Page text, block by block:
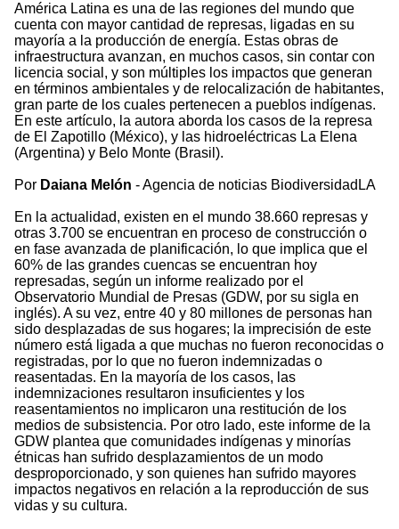
América Latina es una de las regiones del mundo que
cuenta con mayor cantidad de represas, ligadas en su
mayoría a la producción de energía. Estas obras de
infraestructura avanzan, en muchos casos, sin contar con
licencia social, y son múltiples los impactos que generan
en términos ambientales y de relocalización de habitantes,
gran parte de los cuales pertenecen a pueblos indígenas.
En este artículo, la autora aborda los casos de la represa
de El Zapotillo (México), y las hidroeléctricas La Elena
(Argentina) y Belo Monte (Brasil).
Por Daiana Melón - Agencia de noticias BiodiversidadLA
En la actualidad, existen en el mundo 38.660 represas y
otras 3.700 se encuentran en proceso de construcción o
en fase avanzada de planificación, lo que implica que el
60% de las grandes cuencas se encuentran hoy
represadas, según un informe realizado por el
Observatorio Mundial de Presas (GDW, por su sigla en
inglés). A su vez, entre 40 y 80 millones de personas han
sido desplazadas de sus hogares; la imprecisión de este
número está ligada a que muchas no fueron reconocidas o
registradas, por lo que no fueron indemnizadas o
reasentadas. En la mayoría de los casos, las
indemnizaciones resultaron insuficientes y los
reasentamientos no implicaron una restitución de los
medios de subsistencia. Por otro lado, este informe de la
GDW plantea que comunidades indígenas y minorías
étnicas han sufrido desplazamientos de un modo
desproporcionado, y son quienes han sufrido mayores
impactos negativos en relación a la reproducción de sus
vidas y su cultura.